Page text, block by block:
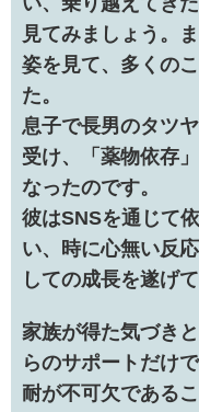
見てみましょう。
姿を見て、多くの
た。
息子で長男のタツ
受け、「薬物依存
なったのです。
彼はSNSを通じて
い、時に心無い反
しての成長を遂げて
家族が得た気づき
らのサポートだけ
耐が不可欠である